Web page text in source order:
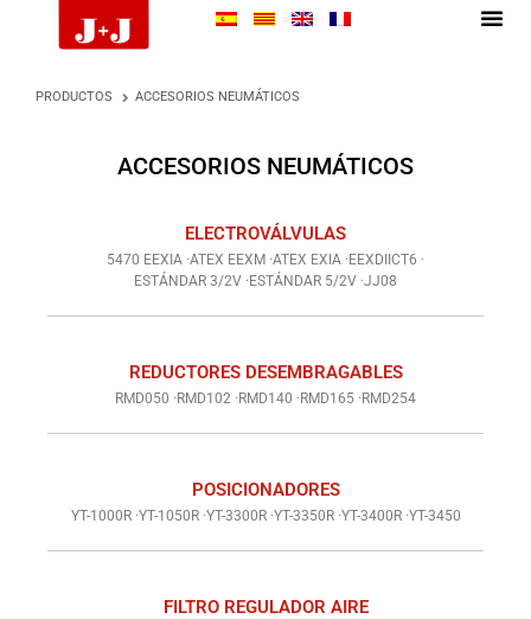
PRODUCTOS ACCESORIOS NEUMÁTICOS
ACCESORIOS NEUMÁTICOS
ELECTROVÁLVULAS
5470 EEXIA ·ATEX EEXM ·ATEX EXIA · EEXDIICT6 ·
ESTÁNDAR 3/2V · ESTÁNDAR 5/2V ·JJ08
REDUCTORES DESEMBRAGABLES
RMD050 · RMD102 · RMD140 · RMD165 · RMD254
POSICIONADORES
YT-1000R ·YT-1050R ·YT-3300R ·YT-3350R ·YT-3400R ·YT-3450
FILTRO REGULADOR AIRE